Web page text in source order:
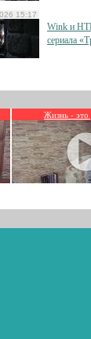
15:17
Wink и
сериала
докторов
Жизнь - это